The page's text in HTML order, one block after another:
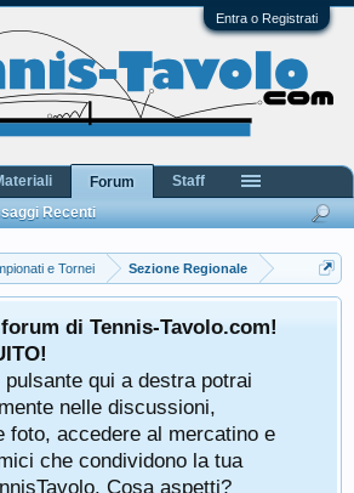
Entra o Registrati
e Tornei Sezione Regionale
di Tennis-Tavolo.com!
qui a destra potrai
nelle discussioni,
foto, accedere al mercatino e
che condividono la tua
Cosa aspetti?
Forum
Recenti
Staff